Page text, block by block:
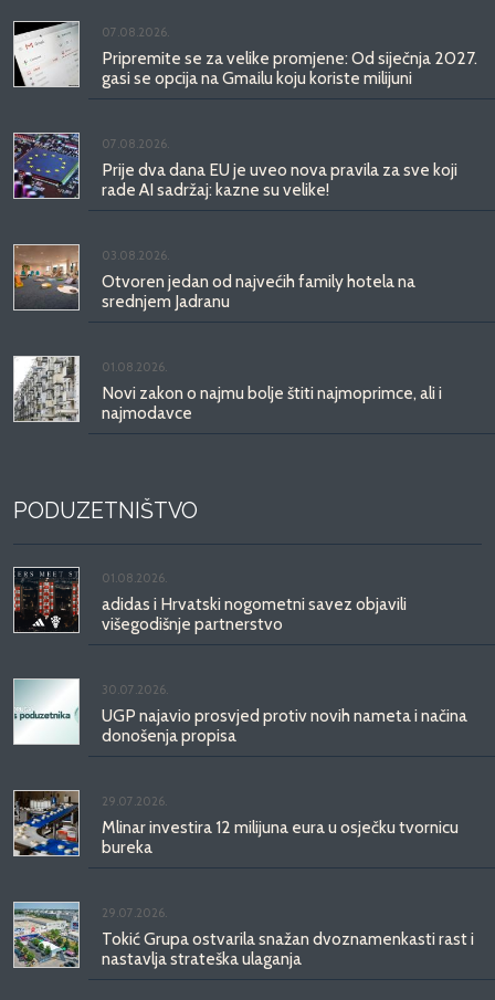
07.08.2026.
Pripremite se za velike promjene: Od siječnja 2027.
gasi se opcija na Gmailu koju koriste milijuni
07.08.2026.
Prije dva dana EU je uveo nova pravila za sve koji
rade AI sadržaj: kazne su velike!
03.08.2026.
Otvoren jedan od najvećih family hotela na
srednjem Jadranu
01.08.2026.
Novi zakon o najmu bolje štiti najmoprimce, ali i
najmodavce
PODUZETNIŠTVO
01.08.2026.
adidas i Hrvatski nogometni savez objavili
višegodišnje partnerstvo
30.07.2026.
UGP najavio prosvjed protiv novih nameta i načina
donošenja propisa
29.07.2026.
Mlinar investira 12 milijuna eura u osječku tvornicu
bureka
29.07.2026.
Tokić Grupa ostvarila snažan dvoznamenkasti rast i
nastavlja strateška ulaganja